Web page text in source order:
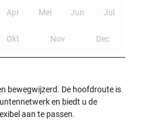
Apr Mei Jun Jul
Okt Nov Dec
bewegwijzerd. De hoofdroute is
en biedt u de
aan te passen.